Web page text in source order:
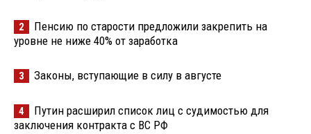
2
Пенсию по старости предложили закрепить на
уровне не ниже 40% от заработка
3 Законы, вступающие в силу в августе
4
Путин расширил список лиц с судимостью для
заключения контракта с ВС РФ